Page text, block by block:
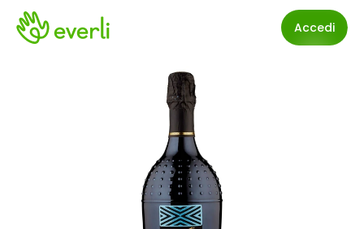
Accedi